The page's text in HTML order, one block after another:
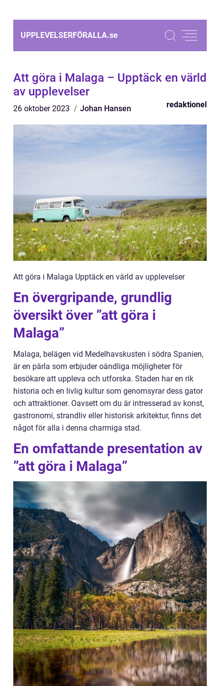
UPPLEVELSERFÖRALLA.se
Att göra i Malaga – Upptäck en värld
av upplevelser
26 oktober 2023 Johan Hansen redaktionel
Att göra i Malaga Upptäck en värld av upplevelser
En övergripande, grundlig
översikt över ”att göra i
Malaga”
Malaga, belägen vid Medelhavskusten i södra Spanien,
är en pärla som erbjuder oändliga möjligheter för
besökare att uppleva och utforska. Staden har en rik
historia och en livlig kultur som genomsyrar dess gator
och attraktioner. Oavsett om du är intresserad av konst,
gastronomi, strandliv eller historisk arkitektur, finns det
något för alla i denna charmiga stad.
En omfattande presentation av
”att göra i Malaga”